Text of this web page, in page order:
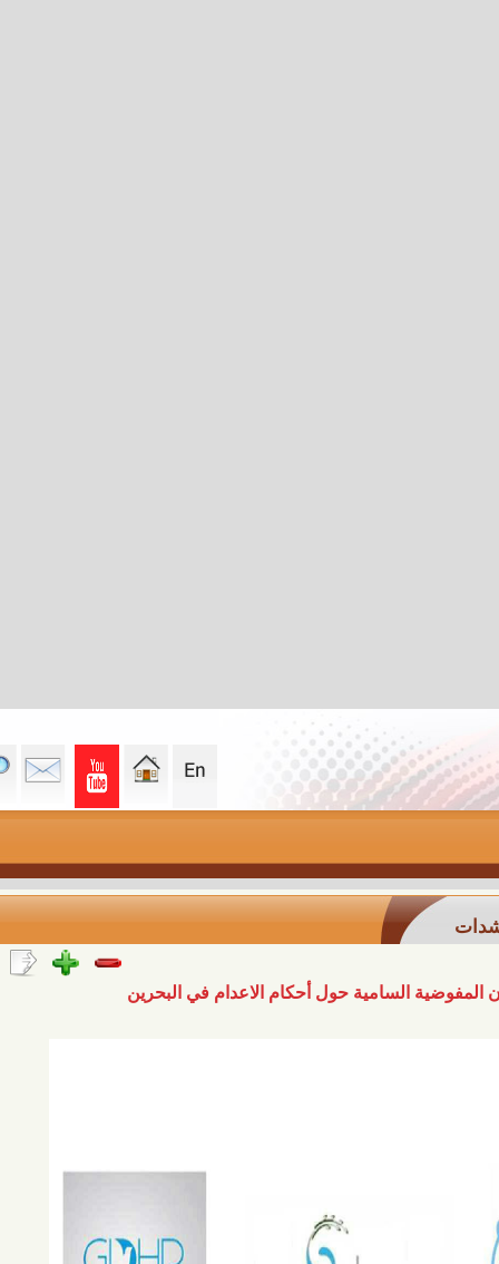
حول أحكام الاعدام في البحرين